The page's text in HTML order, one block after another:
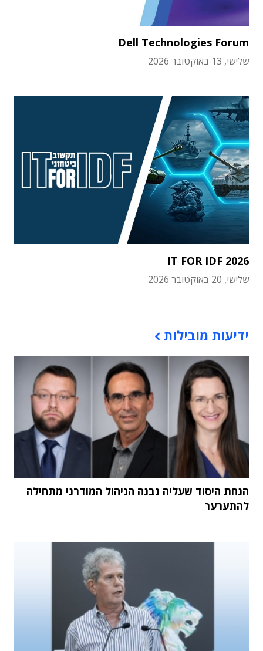
Dell Technologies Forum
שלישי, 13 באוקטובר 2026
IT FOR IDF 2026
שלישי, 20 באוקטובר 2026
ידיעות מובילות
הנחת היסוד שעליה נבנה הניהול המודרני מתחילה
להתערער